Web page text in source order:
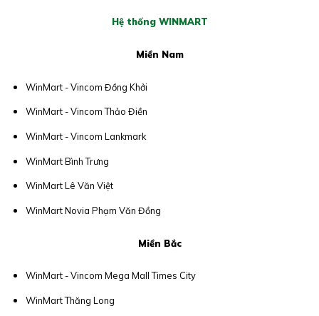
Hệ thống WINMART
Miền Nam
WinMart - Vincom Đồng Khởi
WinMart - Vincom Thảo Điền
WinMart - Vincom Lankmark
WinMart Bình Trưng
WinMart Lê Văn Việt
WinMart Novia Phạm Văn Đồng
Miền Bắc
WinMart - Vincom Mega Mall Times City
WinMart Thăng Long